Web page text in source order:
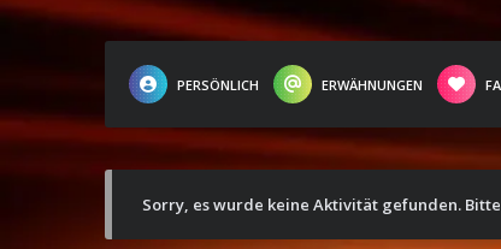
PERSÖNLICH ERWÄHNUNGEN
Sorry, es wurde keine Aktivität gefunden.